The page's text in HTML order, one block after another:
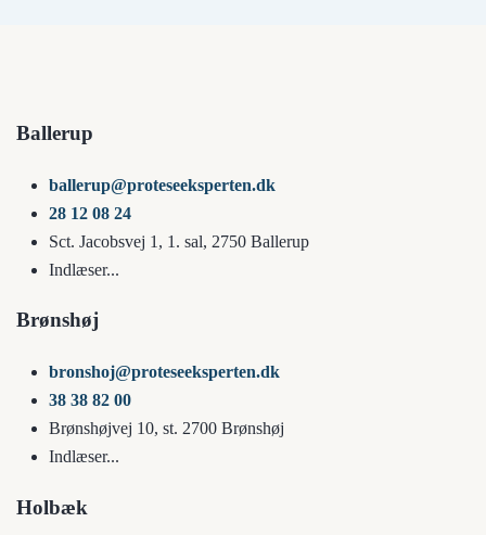
Ballerup
ballerup@proteseeksperten.dk
28 12 08 24
Sct. Jacobsvej 1, 1. sal, 2750 Ballerup
Indlæser...
Brønshøj
bronshoj@proteseeksperten.dk
38 38 82 00
Brønshøjvej 10, st. 2700 Brønshøj
Indlæser...
Holbæk